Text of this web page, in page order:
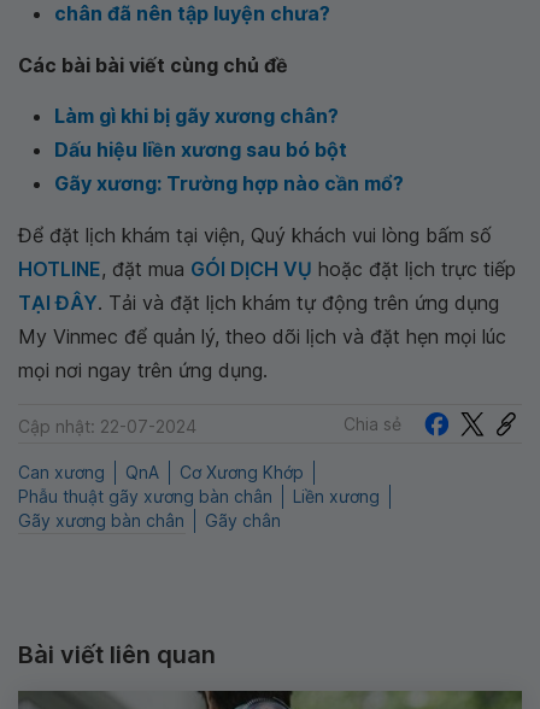
chân đã nên tập luyện chưa?
Các bài bài viết cùng chủ đề
Làm gì khi bị gãy xương chân?
Dấu hiệu liền xương sau bó bột
Gãy xương: Trường hợp nào cần mổ?
Để đặt lịch khám tại viện, Quý khách vui lòng bấm số
HOTLINE, đặt mua GÓI DỊCH VỤ hoặc đặt lịch trực tiếp
TẠI ĐÂY. Tải và đặt lịch khám tự động trên ứng dụng
My Vinmec để quản lý, theo dõi lịch và đặt hẹn mọi lúc
mọi nơi ngay trên ứng dụng.
Cập nhật: 22-07-2024 Chia sẻ
Can xương QnA
Cơ Xương Khớp
Phẫu thuật gãy xương bàn chân
Liền xương
Gãy xương bàn chân
Gãy chân
Bài viết liên quan